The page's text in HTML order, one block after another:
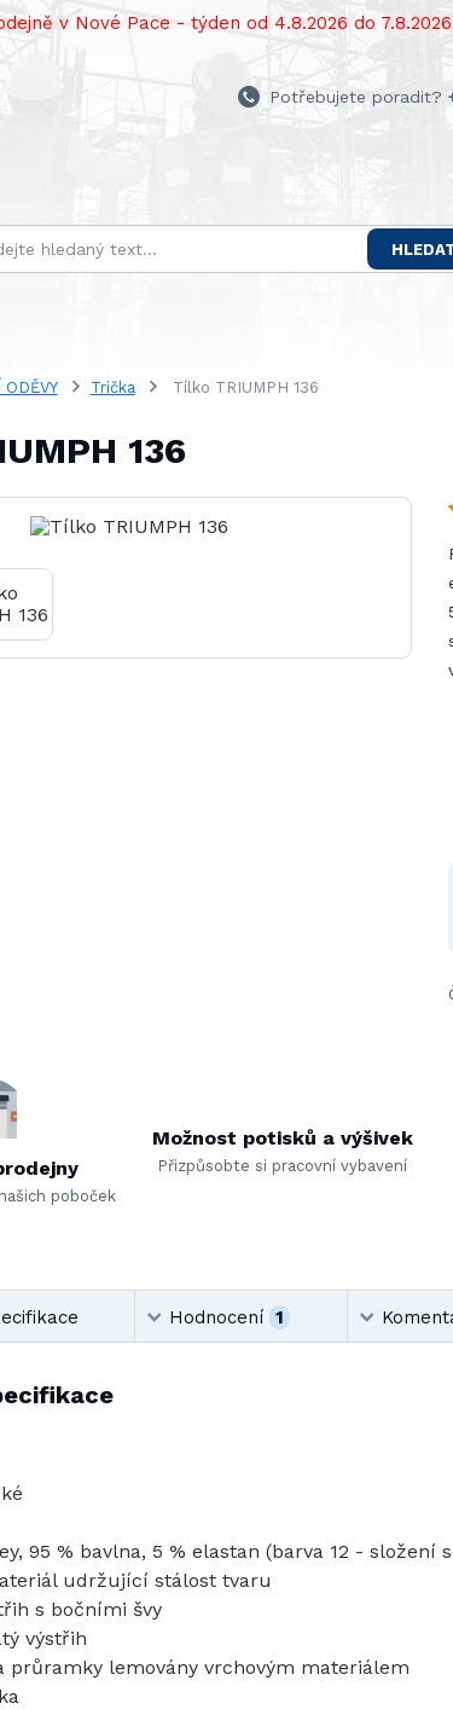
v Nové Pace - týden od 4.8.2026 do 7.8.2026
Potřebujete poradit?
ODĚVY Trička Tílko TRIUMPH 136
136
poboček
Možnost potisků a výšivek
Přizpůsobte si pracovní vybavení
Hodnocení 1
95 % bavlna, 5 % elastan (barva 12 -
udržující stálost tvaru
s bočními švy
výstřih
průramky lemovány vrchovým materiálem